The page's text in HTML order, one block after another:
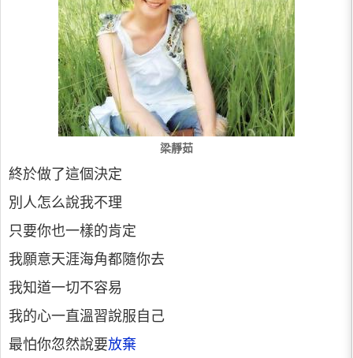
梁靜茹
終於做了這個決定
別人怎么說我不理
只要你也一樣的肯定
我願意天涯海角都隨你去
我知道一切不容易
我的心一直溫習說服自己
最怕你忽然說要放棄